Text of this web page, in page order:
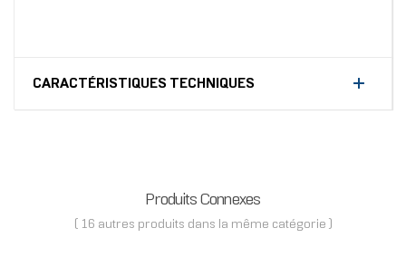
CARACTÉRISTIQUES TECHNIQUES
Produits Connexes
( 16 autres produits dans la même catégorie )